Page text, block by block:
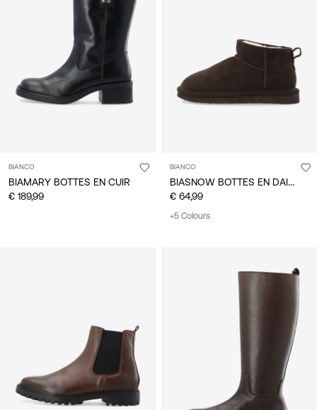
BIANCO
BIAMARY BOTTES EN CUIR
€ 189,99
BIANCO
BIASNOW BOTTES EN DAIM
€ 64,99
+5 Colours